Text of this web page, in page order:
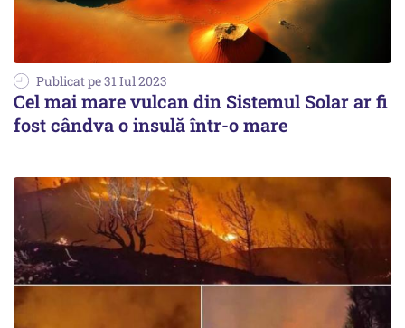
Publicat pe 31 Iul 2023
Cel mai mare vulcan din Sistemul Solar ar fi
fost cândva o insulă într-o mare